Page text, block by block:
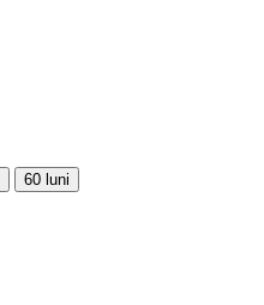
60 luni